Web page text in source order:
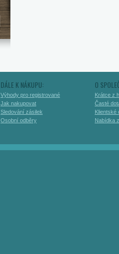
DÁLE K NÁKUPU:
Výhody pro registrované
Jak nakupovat
Sledování zásilek
Osobní odběry
O
Krátce z
Časté
Klientské
Nabídka